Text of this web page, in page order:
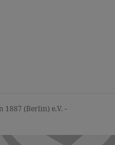
(Berlin) e.V. -